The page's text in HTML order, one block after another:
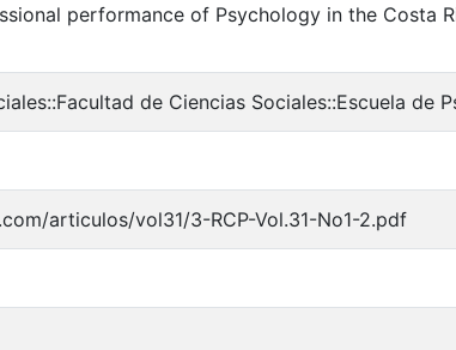
performance of Psychology in the Costa
de Ciencias Sociales::Escuela de
articulos/vol31/3-RCP-Vol.31-No1-2.pdf